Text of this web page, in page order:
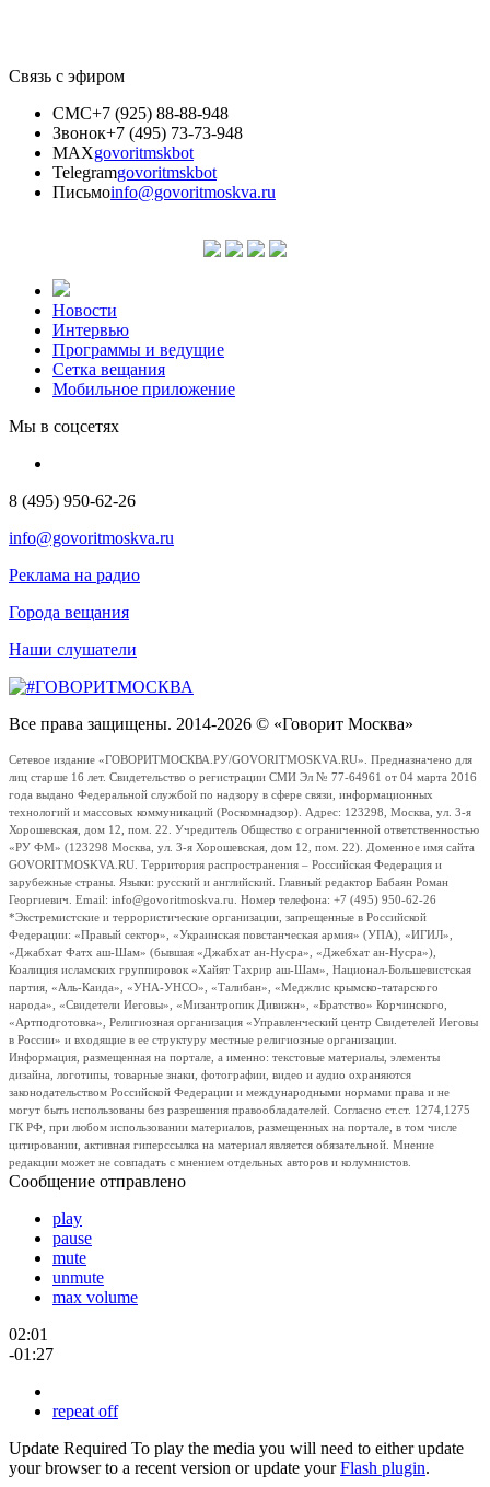
Связь с эфиром
СМС+7 (925) 88-88-948
Звонок+7 (495) 73-73-948
MAXgovoritmskbot
Telegramgovoritmskbot
Письмоinfo@govoritmoskva.ru
Новости
Интервью
Программы и ведущие
Сетка вещания
Мобильное приложение
Мы в соцсетях
8 (495) 950-62-26
info@govoritmoskva.ru
Реклама на радио
Города вещания
Наши слушатели
Все права защищены. 2014-2026 © «Говорит Москва»
Сетевое издание «ГОВОРИТМОСКВА.РУ/GOVORITMOSKVA.RU». Предназначено для
лиц старше 16 лет. Свидетельство о регистрации СМИ Эл № 77-64961 от 04 марта 2016
года выдано Федеральной службой по надзору в сфере связи, информационных
технологий и массовых коммуникаций (Роскомнадзор). Адрес: 123298, Москва, ул. 3-я
Хорошевская, дом 12, пом. 22. Учредитель Общество с ограниченной ответственностью
«РУ ФМ» (123298 Москва, ул. 3-я Хорошевская, дом 12, пом. 22). Доменное имя сайта
GOVORITMOSKVA.RU. Территория распространения – Российская Федерация и
зарубежные страны. Языки: русский и английский. Главный редактор Бабаян Роман
Георгиевич. Email: info@govoritmoskva.ru. Номер телефона: +7 (495) 950-62-26
*Экстремистские и террористические организации, запрещенные в Российской
Федерации: «Правый сектор», «Украинская повстанческая армия» (УПА), «ИГИЛ»,
«Джабхат Фатх аш-Шам» (бывшая «Джабхат ан-Нусра», «Джебхат ан-Нусра»),
Коалиция исламских группировок «Хайят Тахрир аш-Шам», Национал-Большевистская
партия, «Аль-Каида», «УНА-УНСО», «Талибан», «Меджлис крымско-татарского
народа», «Свидетели Иеговы», «Мизантропик Дивижн», «Братство» Корчинского,
«Артподготовка», Религиозная организация «Управленческий центр Свидетелей Иеговы
в России» и входящие в ее структуру местные религиозные организации.
Информация, размещенная на портале, а именно: текстовые материалы, элементы
дизайна, логотипы, товарные знаки, фотографии, видео и аудио охраняются
законодательством Российской Федерации и международными нормами права и не
могут быть использованы без разрешения правообладателей. Согласно ст.ст. 1274,1275
ГК РФ, при любом использовании материалов, размещенных на портале, в том числе
цитировании, активная гиперссылка на материал является обязательной. Мнение
редакции может не совпадать с мнением отдельных авторов и колумнистов.
Сообщение отправлено
play
pause
mute
unmute
max volume
02:01
-01:27
repeat off
Update Required To play the media you will need to either update
your browser to a recent version or update yourFlash plugin.